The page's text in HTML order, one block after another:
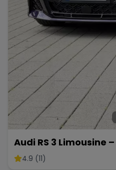
Audi RS 3 Limousine
4.9 (11)